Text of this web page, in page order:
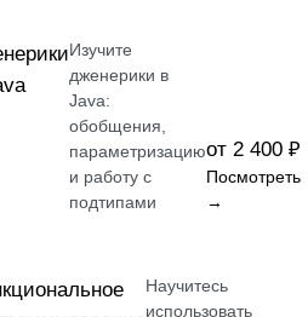
Изучите
дженерики в
Java:
обобщения,
параметризацию
и работу с
подтипами
от 2 400 ₽
Посмотреть
→
Научитесь
использовать